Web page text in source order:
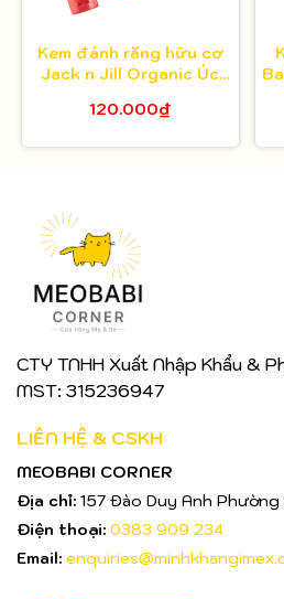
Kem đánh răng hữu cơ
Jack n Jill Organic Úc
120.000₫
Baby
CTY TNHH Xuất Nhập Khẩu &
MST: 315236947
LIÊN HỆ & CSKH
MEOBABI CORNER
Địa chỉ: 157 Đào Duy Anh
Điện thoại: 0383 909 234
Email: